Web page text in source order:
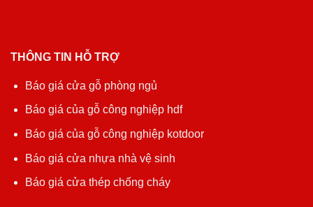
THÔNG TIN HỖ TRỢ
Báo giá cửa gỗ phòng ngủ
Báo giá của gỗ công nghiệp hdf
Báo giá của gỗ công nghiệp kotdoor
Báo giá cửa nhựa nhà vệ sinh
Báo giá cửa thép chống cháy